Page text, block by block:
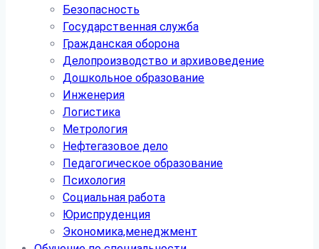
Безопасность
Государственная служба
Гражданская оборона
Делопроизводство и архивоведение
Дошкольное образование
Инженерия
Логистика
Метрология
Нефтегазовое дело
Педагогическое образование
Психология
Социальная работа
Юриспруденция
Экономика,менеджмент